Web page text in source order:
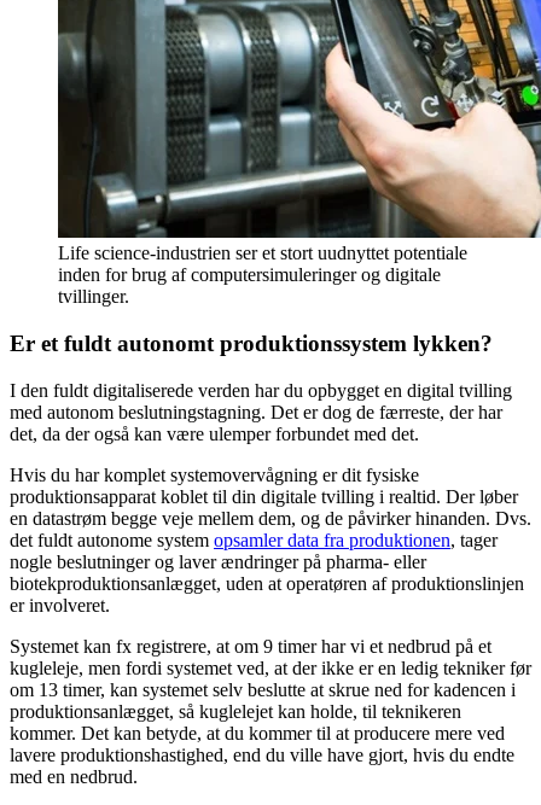
Life science-industrien ser et stort uudnyttet potentiale
inden for brug af computersimuleringer og digitale
tvillinger.
Er et fuldt autonomt produktionssystem lykken?
I den fuldt digitaliserede verden har du opbygget en digital tvilling
med autonom beslutningstagning. Det er dog de færreste, der har
det, da der også kan være ulemper forbundet med det.
Hvis du har komplet systemovervågning er dit fysiske
produktionsapparat koblet til din digitale tvilling i realtid. Der løber
en datastrøm begge veje mellem dem, og de påvirker hinanden. Dvs.
det fuldt autonome system opsamler data fra produktionen, tager
nogle beslutninger og laver ændringer på pharma- eller
biotekproduktionsanlægget, uden at operatøren af produktionslinjen
er involveret.
Systemet kan fx registrere, at om 9 timer har vi et nedbrud på et
kugleleje, men fordi systemet ved, at der ikke er en ledig tekniker før
om 13 timer, kan systemet selv beslutte at skrue ned for kadencen i
produktionsanlægget, så kuglelejet kan holde, til teknikeren
kommer. Det kan betyde, at du kommer til at producere mere ved
lavere produktionshastighed, end du ville have gjort, hvis du endte
med en nedbrud.